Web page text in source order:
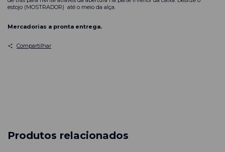
estojo (MOSTRADOR) até o meio da alça.
Mercadorias a pronta entrega.
Compartilhar
Produtos relacionados